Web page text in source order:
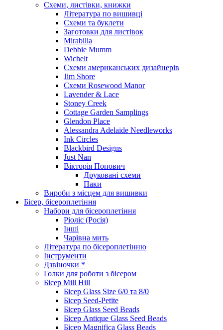
Схеми, листівки, книжки
Література по вишивці
Схеми та буклети
Заготовки для листівок
Mirabilia
Debbie Mumm
Wichelt
Схеми американських дизайнерів
Jim Shore
Cхеми Rosewood Manor
Lavender & Lace
Stoney Creek
Cottage Garden Samplings
Glendon Place
Alessandra Adelaide Needleworks
Ink Circles
Blackbird Designs
Just Nan
Вікторія Попович
Друковані схеми
Паки
Вироби з місцем для вишивки
Бісер, бісероплетіння
Набори для бісероплетіння
Ріоліс (Росія)
Інші
Чарівна мить
Література по бісероплетінню
Інструменти
Дзвіночки *
Голки для роботи з бісером
Бісер Mill Hill
Бісер Glass Size 6/0 та 8/0
Бісер Seed-Petite
Бісер Glass Seed Beads
Бісер Antique Glass Seed Beads
Бісер Magnifica Glass Beads